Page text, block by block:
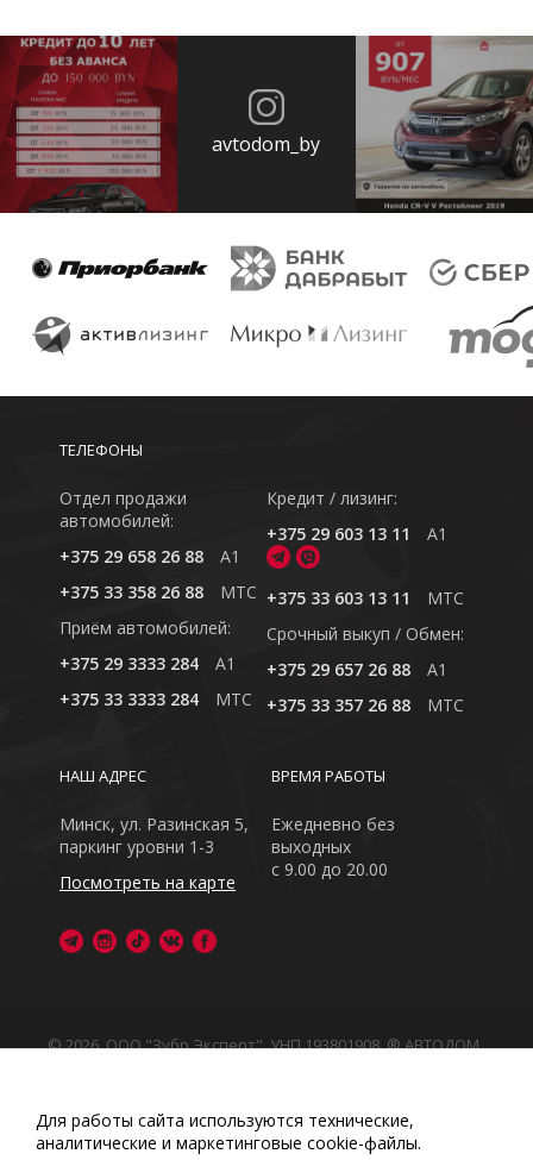
avtodom_by
ТЕЛЕФОНЫ
Отдел продажи
автомобилей:
+375 29 658 26 88
A1
+375 33 358 26 88
MTC
Приём автомобилей:
+375 29 3333 284
A1
+375 33 3333 284
MTC
Кредит / лизинг:
+375 29 603 13 11
A1
+375 33 603 13 11
MTC
Cрочный выкуп / Обмен:
+375 29 657 26 88
A1
+375 33 357 26 88
MTC
ВРЕМЯ РАБОТЫ
Ежедневно без
выходных
с 9.00 до 20.00
НАШ АДРЕС
Минск, ул. Разинская 5,
паркинг уровни 1-3
Посмотреть на карте
© 2026, ООО "Зубр Эксперт", УНП 193801908. ® АВТОДОМ
Обращаем Ваше внимание на то, что данный интернет-
сайт носит исключительно информационный характер
Любое использование либо копирование материалов
Для работы сайта используются технические,
аналитические и маркетинговые сооkіе-файлы.